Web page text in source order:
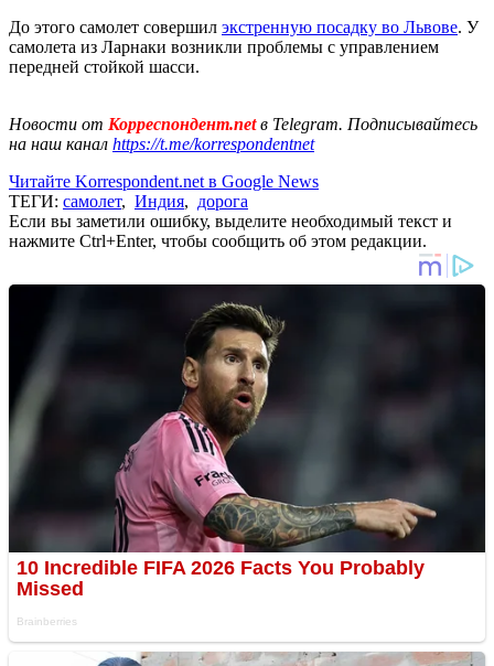
До этого самолет совершил экстренную посадку во Львове. У
самолета из Ларнаки возникли проблемы c управлением
передней стойкой шасси.
Новости от Корреспондент.netв Telegram. Подписывайтесь
на наш канал https://t.me/korrespondentnet
Читайте Korrespondent.net в Google News
ТЕГИ: самолет, Индия, дорога
Если вы заметили ошибку, выделите необходимый текст и
нажмите Ctrl+Enter, чтобы сообщить об этом редакции.